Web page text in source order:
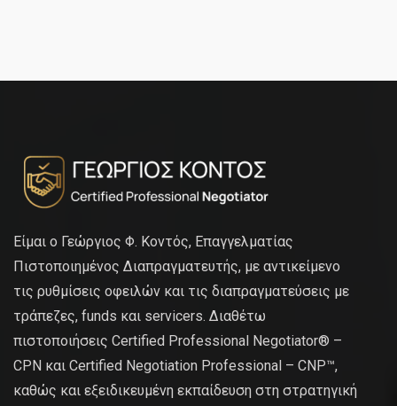
Είμαι ο Γεώργιος Φ. Κοντός, Επαγγελματίας
Πιστοποιημένος Διαπραγματευτής, με αντικείμενο
τις ρυθμίσεις οφειλών και τις διαπραγματεύσεις με
τράπεζες, funds και servicers. Διαθέτω
πιστοποιήσεις Certified Professional Negotiator® –
CPN και Certified Negotiation Professional – CNP™,
καθώς και εξειδικευμένη εκπαίδευση στη στρατηγική